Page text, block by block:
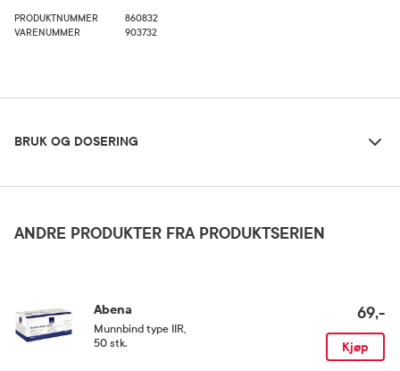
PRODUKTNUMMER
860832
VARENUMMER
903732
BRUK OG DOSERING
Rom (15-25 grader)
ANDRE PRODUKTER FRA PRODUKTSERIEN
Abena
Munnbind type IIR
50 stk.
69,-
Kjøp